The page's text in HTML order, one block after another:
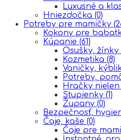
Luxusné a
Hniezdočka (0)
Potreby pre mamičky
Kokony pre
Kúpanie (61)
Osušky, žínky
Kozmetika (8)
Vaničky,
Potreby,
Hračky
Stupienky (1)
Župany (0)
Bezpečnosť,
Čaje, kaše (0)
Čaje pre